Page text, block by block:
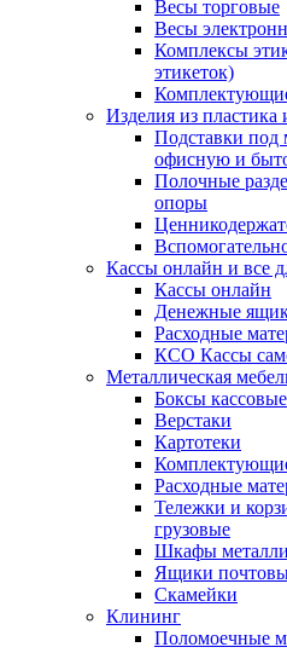
Весы торговые
Весы
Комплексы
этикеток)
Изделия из пластика
Подставки
офисную и
Полочные
опоры
Кассы онлайн и все
Кассы онлайн
Денежные
Расходные
КСО Кассы
Металлическая
Боксы кассовые
Верстаки
Картотеки
Расходные
Тележки и
грузовые
Шкафы
Ящики
Скамейки
Клининг
Поломоечные